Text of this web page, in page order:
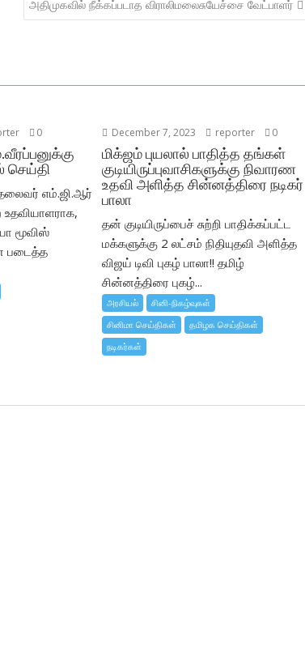
அதிமுகவில் நீக்கப்படாத விராலிமலைசுயேச்சை வேட்பாளர்
0
செய்தி
தலைவர் எம்.ஜி.ஆர்
மூவிஸ்
படைத்த
December 7, 2023 reporter 0
மிக்ஜம் புயலால் பாதித்த தங்கள்
குடியிருப்புவாசிகளுக்கு நிவாரண
உதவி அளித்த சின்னத்திரை நடிகர்
பாலா
தன் குடியிருப்பைச் சுற்றி பாதிக்கப்பட்ட
மக்களுக்கு 2 லட்சம் நிதியுதவி அளித்த
விஜய் டிவி புகழ் பாலா!! தமிழ்
சின்னத்திரை புகழ்...
அரசியல்
சினி-நிகழ்வுகள்
சினிமா செய்திகள்
தமிழக செய்திகள்
நடிகர்கள்